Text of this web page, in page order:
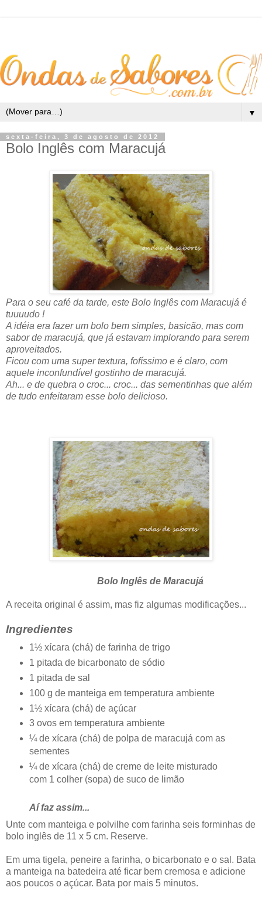
▼
sexta-feira, 3 de agosto de 2012
Bolo Inglês com Maracujá
Para o seu café da tarde, este Bolo Inglês com Maracujá é
tuuuudo !
A idéia era fazer um bolo bem simples, basicão, mas com
sabor de maracujá, que já estavam implorando para serem
aproveitados.
Ficou com uma super textura, fofíssimo e é claro, com
aquele inconfundível gostinho de maracujá.
Ah... e de quebra o croc... croc... das sementinhas que além
de tudo enfeitaram esse bolo delicioso.
Bolo Inglês de Maracujá
A receita original é assim, mas fiz algumas modificações...
Ingredientes
1½ xícara (chá) de farinha de trigo
1 pitada de bicarbonato de sódio
1 pitada de sal
100 g de manteiga em temperatura ambiente
1½ xícara (chá) de açúcar
3 ovos em temperatura ambiente
¼ de xícara (chá) de polpa de maracujá com as
sementes
¼ de xícara (chá) de creme de leite misturado
com 1 colher (sopa) de suco de limão
Aí faz assim...
Unte com manteiga e polvilhe com farinha seis forminhas de
bolo inglês de 11 x 5 cm. Reserve.
Em uma tigela, peneire a farinha, o bicarbonato e o sal. Bata
a manteiga na batedeira até ficar bem cremosa e adicione
aos poucos o açúcar. Bata por mais 5 minutos.